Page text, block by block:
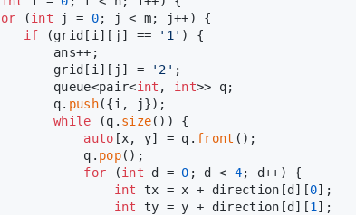
(int j = 0; j < m; j++) {
if (grid[i][j] == '1' ) {
ans++;
grid[i][j] =
'2' ;
queue<pair<
int , int>> q;
q.
push({i, j});
while (q. size()) {
auto [x, y] = q. front ();
q.
pop();
for (int d = 0 ; d < 4; d++) {
int tx = x + direction[d][0];
int ty = y + direction[d][1 ];